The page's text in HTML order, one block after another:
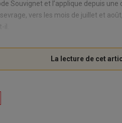
Souvignet et l’applique depuis
sevrage, vers les mois de juillet et
il.